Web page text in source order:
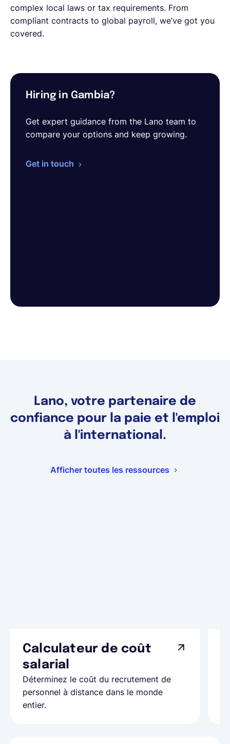
complex local laws or tax requirements. From
compliant contracts to global payroll, we’ve got you
covered.
Hiring in Gambia?
Get expert guidance from the Lano team to
compare your options and keep growing.
Get in touch
Lano, votre partenaire de
confiance pour la paie et l'emploi
à l'international.
Afficher toutes les ressources
Calculateur de coût
salarial
Déterminez le coût du recrutement de
personnel à distance dans le monde
entier.